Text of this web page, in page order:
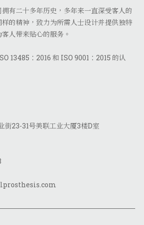
有二十多年历史，多年来一直深受客人的
的精神，致力为所需人士设计并提供独特
人带来贴心的服务。
13485：2016 和 ISO 9001：2015 的认
街23-31号美联工业大厦3楼D室